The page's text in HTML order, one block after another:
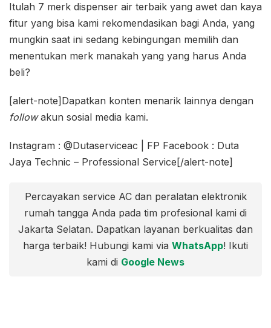
Itulah 7 merk dispenser air terbaik yang awet dan kaya
fitur yang bisa kami rekomendasikan bagi Anda, yang
mungkin saat ini sedang kebingungan memilih dan
menentukan merk manakah yang yang harus Anda
beli?
[alert-note]Dapatkan konten menarik lainnya dengan
followakun sosial media kami.
Instagram : @Dutaserviceac | FP Facebook : Duta
Jaya Technic – Professional Service[/alert-note]
Percayakan service AC dan peralatan elektronik
rumah tangga Anda pada tim profesional kami di
Jakarta Selatan. Dapatkan layanan berkualitas dan
harga terbaik! Hubungi kami via WhatsApp! Ikuti
kami di Google News